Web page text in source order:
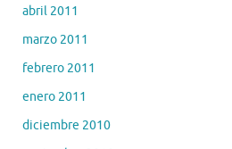
abril 2011
marzo 2011
febrero 2011
enero 2011
diciembre 2010